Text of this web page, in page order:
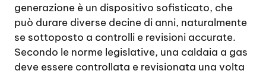
generazione è un dispositivo sofisticato, che
può durare diverse decine di anni, naturalmente
se sottoposto a controlli e revisioni accurate.
Secondo le norme legislative, una caldaia a gas
deve essere controllata e revisionata una volta